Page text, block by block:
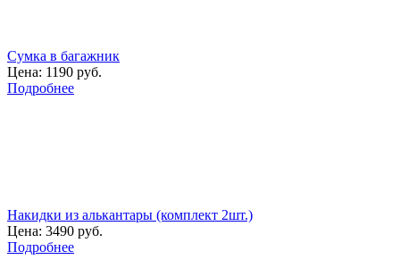
Сумка в багажник
Цена: 1190 руб.
Подробнее
Накидки из алькантары (комплект 2шт.)
Цена: 3490 руб.
Подробнее